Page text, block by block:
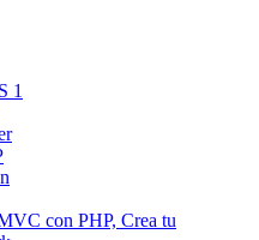
1
con PHP, Crea tu